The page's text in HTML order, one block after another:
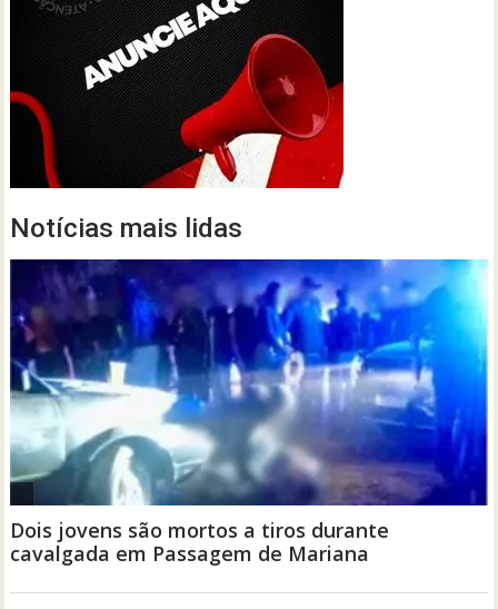
Notícias mais lidas